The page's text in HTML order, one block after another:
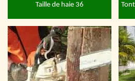
Taille de haie 36